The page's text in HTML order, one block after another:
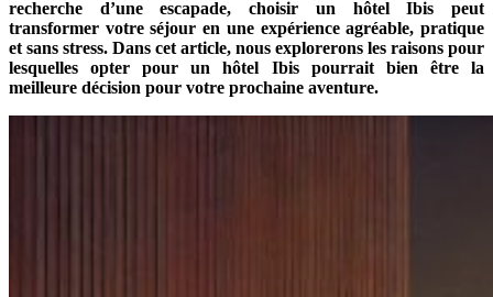
recherche d’une escapade, choisir un hôtel Ibis peut
transformer votre séjour en une expérience agréable, pratique
et sans stress. Dans cet article, nous explorerons les raisons pour
lesquelles opter pour un hôtel Ibis pourrait bien être la
meilleure décision pour votre prochaine aventure.